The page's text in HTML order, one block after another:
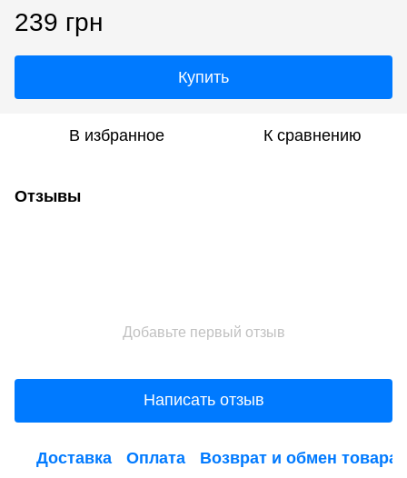
239 грн
Купить
В избранное К сравнению
Отзывы
Добавьте первый отзыв
Написать отзыв
Доставка Оплата Возврат и обмен товара